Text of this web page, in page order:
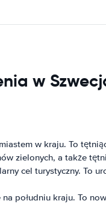
w
w kraju. To
zielonych, a także
cel turystyczny. To
południu kraju. To